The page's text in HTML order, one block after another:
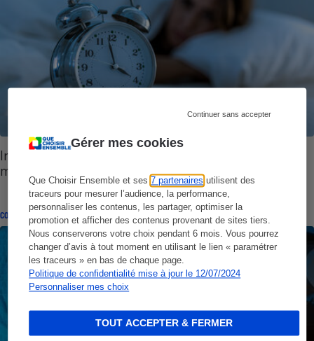
Gérer mes cookies
Que Choisir Ensemble et ses7 partenaires utilisent des
traceurs pour mesurer l’audience, la performance,
personnaliser les contenus, les partager, optimiser la
promotion et afficher des contenus provenant de sites tiers.
Nous conserverons votre choix pendant 6 mois. Vous pourrez
changer d’avis à tout moment en utilisant le lien « paramétrer
les traceurs » en bas de chaque page.
Politique de confidentialité mise à jour le 12/07/2024
Personnaliser mes choix
Continuer sans accepter
TOUT ACCEPTER & FERMER
Insomnies - Comment soigner ses nuits sans
médicaments
CONSEILS